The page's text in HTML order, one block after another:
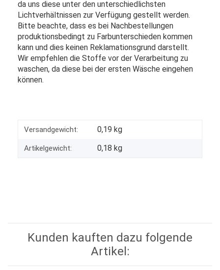
da uns diese unter den unterschiedlichsten
Lichtverhältnissen zur Verfügung gestellt werden.
Bitte beachte, dass es bei Nachbestellungen
produktionsbedingt zu Farbunterschieden kommen
kann und dies keinen Reklamationsgrund darstellt.
Wir empfehlen die Stoffe vor der Verarbeitung zu
waschen, da diese bei der ersten Wäsche eingehen
können.
Versandgewicht: 0,19 kg
Artikelgewicht: 0,18 kg
Kunden kauften dazu folgende
Artikel: